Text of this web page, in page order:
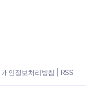
인정보처리방침 RSS